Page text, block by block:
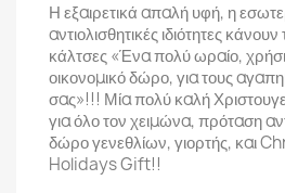
Η εξαιρετικά απαλή υφή, η
αντιολισθητικές ιδιότητες
κάλτσες «Ένα πολύ ωραίο,
οικονομικό δώρο, για τους
σας»!!! Μία πολύ καλή
για όλο τον χειμώνα, πρόταση
δώρο γενεθλίων, γιορτής, και
Holidays Gift!!